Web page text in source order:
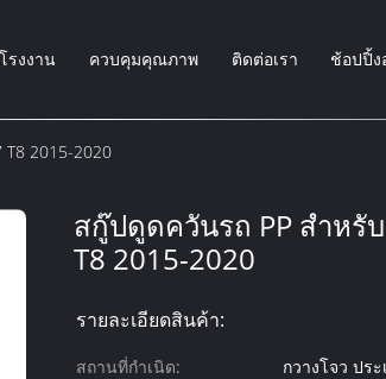
รงงาน ควบคุมคุณภาพ ติดต่อเรา ช้อปปิ้
T8 2015-2020
สกู๊ปดูดควันรถ PP สำหรั
T8 2015-2020
รายละเอียดสินค้า:
สถานที่กำเนิด:
กวางโจว ปร